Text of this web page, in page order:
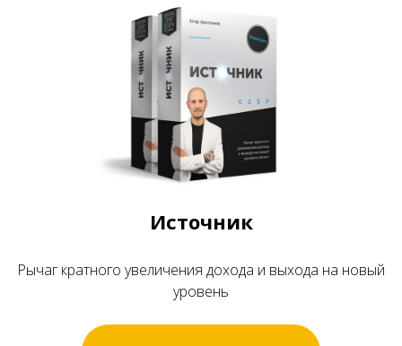
Источник
Рычаг кратного увеличения дохода и выхода на новый
уровень